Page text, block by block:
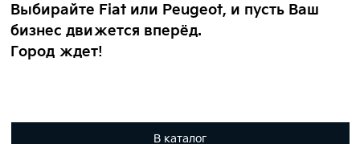
Выбирайте Fiat или Peugeot, и пусть Ваш
бизнес движется вперёд.
Город ждет!
В каталог